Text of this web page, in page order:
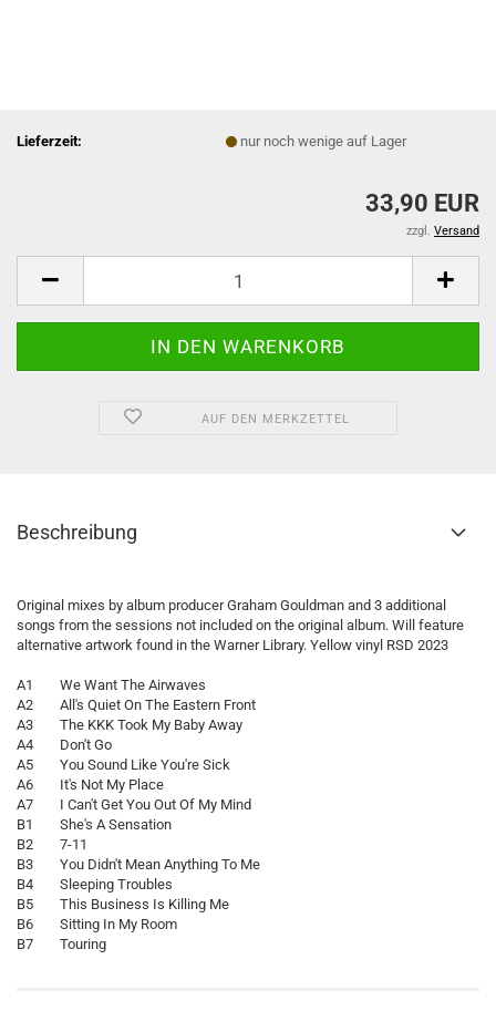
Lieferzeit: nur noch wenige auf Lager
33,90 EUR
zzgl. Versand
AUF DEN MERKZETTEL
Beschreibung
Original mixes by album producer Graham Gouldman and 3 additional
songs from the sessions not included on the original album. Will feature
alternative artwork found in the Warner Library. Yellow vinyl RSD 2023
A1 We Want The Airwaves
A2 All's Quiet On The Eastern Front
A3 The KKK Took My Baby Away
A4 Don't Go
A5 You Sound Like You're Sick
A6 It's Not My Place
A7 I Can't Get You Out Of My Mind
B1 She's A Sensation
B2 7-11
B3 You Didn't Mean Anything To Me
B4 Sleeping Troubles
B5 This Business Is Killing Me
B6 Sitting In My Room
B7 Touring